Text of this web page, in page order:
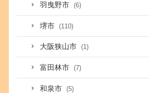
羽曳野市 (6)
堺市 (110)
大阪狭山市 (1)
富田林市 (7)
和泉市 (5)